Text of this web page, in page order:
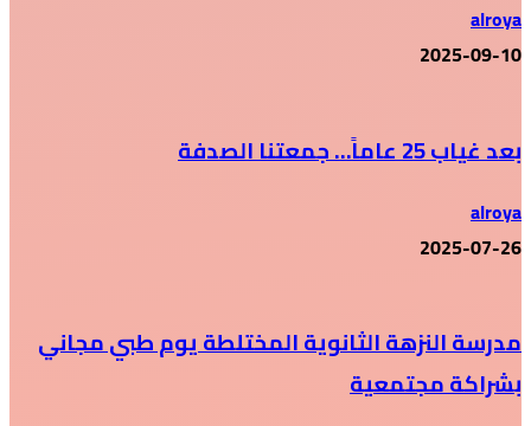
alroya
2025-09-10
بعد غياب 25 عاماً… جمعتنا الصدفة
alroya
2025-07-26
مدرسة النزهة الثانوية المختلطة يوم طبي مجاني
بشراكة مجتمعية